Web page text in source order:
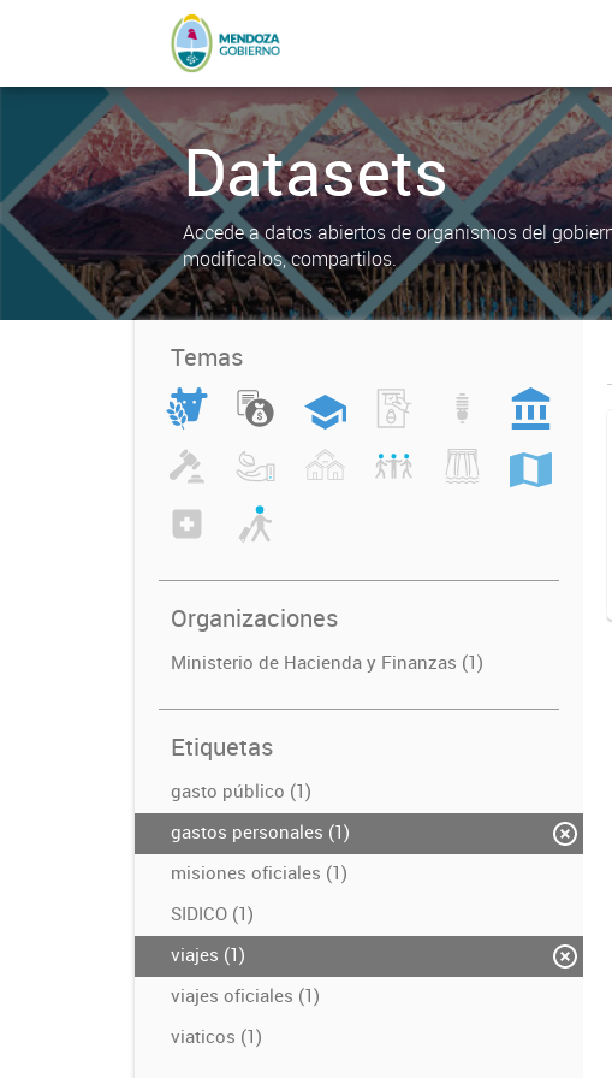
Datasets
Accede a datos abiertos de organismos del
modificalos, compartilos.
Temas
Organizaciones
Ministerio de Hacienda y Finanzas (1)
Etiquetas
gasto público (1)
gastos personales (1)
misiones oficiales (1)
SIDICO (1)
viajes (1)
viajes oficiales (1)
viaticos (1)